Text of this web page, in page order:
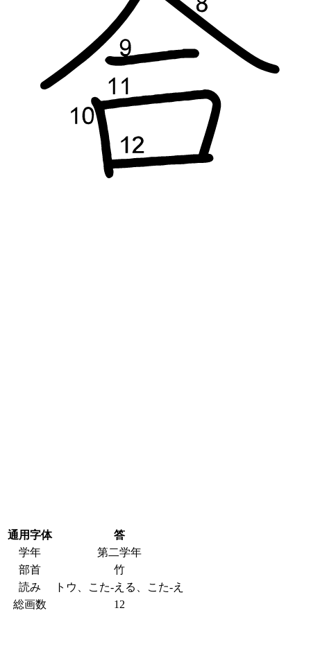
通用字体
答
学年
第二学年
部首
竹
読み
トウ、こた-える、こた-え
総画数
12